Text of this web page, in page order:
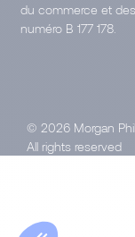
du commerce et
numéro B 177 178.
© 2026 Morgan
All rights reserved